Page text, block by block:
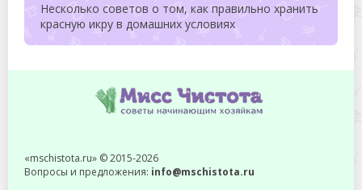
Несколько советов о том, как правильно хранить
красную икру в домашних условиях
«mschistota.ru» © 2015-2026
Вопросы и предложения: info@mschistota.ru